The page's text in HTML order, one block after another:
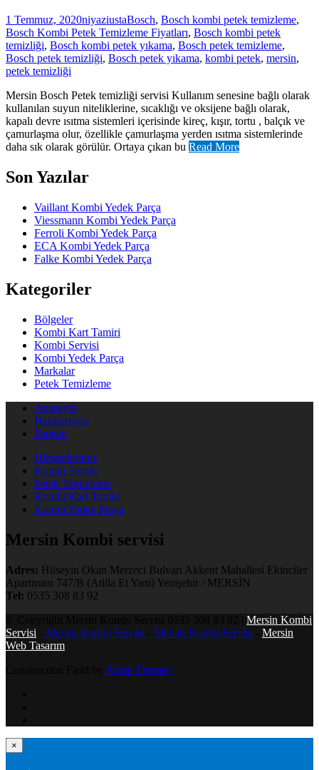
1 Temmuz, 2020niyaziustaBosch, Bosch kombi petek temizleme,
Bosch Kombi Petek Temizleme Fiyatları, Bosch kombi petek
temizliği, Bosch kombi petek yıkama, Bosch petek temizleme,
Bosch petek temizliği, Bosch petek yıkama, kombi petek, mersin,
petek temizliği
Mersin Bosch Petek temizliği servisi Kullanım senesine bağlı olarak
kullanılan suyun niteliklerine, sıcaklığı ve oksijene bağlı olarak,
kapalı devre ısıtma sistemleri içerisinde kireç, kışır, tortu , balçık ve
çamurlaşma olur, özellikle çamurlaşma yerden ısıtma sistemlerinde
daha sık olarak görülür. Ortaya çıkan bu Read More
Son Yazılar
Vaillant Kombi Yedek Parça
Viessmann Kombi Yedek Parça
Ferroli Kombi Yedek Parça
ECA Kombi Yedek Parça
Falke Kombi Yedek Parça
Kategoriler
Bölgeler
Kombi Kart Tamiri
Kombi Servisi
Kombi Yedek Parça
Markalar
Petek Temizleme
Anasayfa
Hakkımızda
İletişim
Hizmetlerimiz
Kombi Servisi
Petek Temizleme
Kombi Kart Tamiri
Kombi Yedek Parça
Mersin Kombi servisi
Adres: Hüseyin Okan Merzeci Bulvarı Akkent Mahallesi Ekinciler
Apartmanı 747/B (Atilla Et Yanı) Yenişehir / MERSİN
Tel: 0535 308 83 92
Mersin Kombi
Servisi
Mersin Kombi Servisi Mersin Kombi Servisi
Mersin
Web Tasarım
Acme Themes
×